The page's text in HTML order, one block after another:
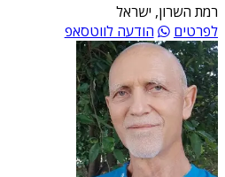
רמת השרון, ישראל
לפרטים
הודעה לווטסאפ